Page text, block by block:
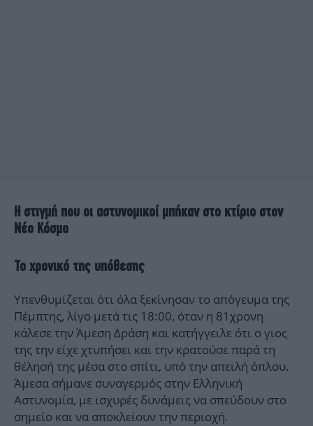
Η στιγμή που οι αστυνομικοί μπήκαν στο κτίριο στον
Νέο Κόσμο
Το χρονικό της υπόθεσης
Υπενθυμίζεται ότι όλα ξεκίνησαν το απόγευμα της
Πέμπτης, λίγο μετά τις 18:00, όταν η 81χρονη
κάλεσε την Άμεση Δράση και κατήγγειλε ότι ο γιος
της την είχε χτυπήσει και την κρατούσε παρά τη
θέλησή της μέσα στο σπίτι, υπό την απειλή όπλου.
Άμεσα σήμανε συναγερμός στην Ελληνική
Αστυνομία, με ισχυρές δυνάμεις να σπεύδουν στο
σημείο και να αποκλείουν την περιοχή.